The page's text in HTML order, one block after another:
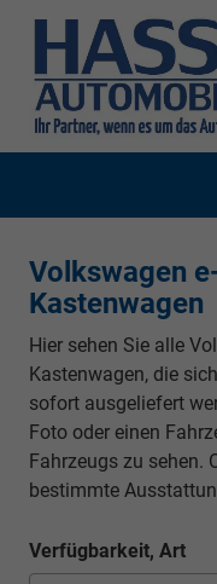
Volkswagen
Kastenwagen
Hier sehen Sie alle
Kastenwagen, die
sofort ausgeliefert
Foto oder einen
Fahrzeugs zu sehen.
bestimmte
Verfügbarkeit, Art